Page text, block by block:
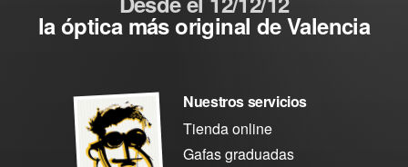
la óptica más original de Valencia
Nuestros servicios
Tienda online
Gafas graduadas